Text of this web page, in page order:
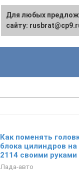
Как поменять
блока цилиндров на
2114 своими руками
Лада-авто
Для любых
сайту: